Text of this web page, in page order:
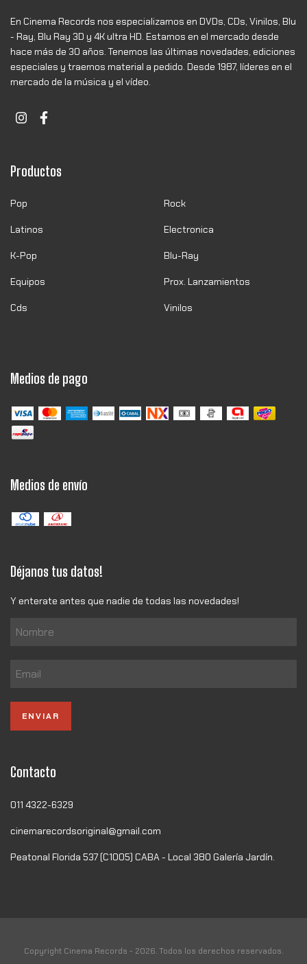
En Cinema Records nos especializamos en DVDs, CDs, Vinilos, Blu
- Ray, Blu Ray 3D y 4K ultra HD. Estamos en el mercado desde
hace más de 30 años. Tenemos las últimas novedades, ediciones
especiales y traemos material a pedido. Desde 1987, líderes en el
mercado de la música y el vídeo.
Productos
Pop Rock
Latinos Electronica
K-Pop Blu-Ray
Equipos Prox. Lanzamientos
Cds Vinilos
Medios de pago
Medios de envío
Déjanos tus datos!
Y enterate antes que nadie de todas las novedades!
Contacto
011 4322-6329
cinemarecordsoriginal@gmail.com
Peatonal Florida 537 (C1005) CABA - Local 380 Galería Jardín.
Copyright Cinema Records - 2026. Todos los derechos reservados.